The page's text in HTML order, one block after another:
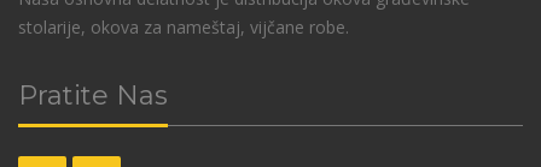
stolarije, okova za nameštaj, vijčane robe.
Pratite Nas